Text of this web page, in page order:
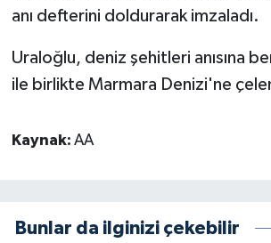
anı defterini doldurarak imzaladı.
Uraloğlu, deniz şehitleri anısına
ile birlikte Marmara Denizi'ne
Kaynak: AA
Bunlar da ilginizi çekebilir